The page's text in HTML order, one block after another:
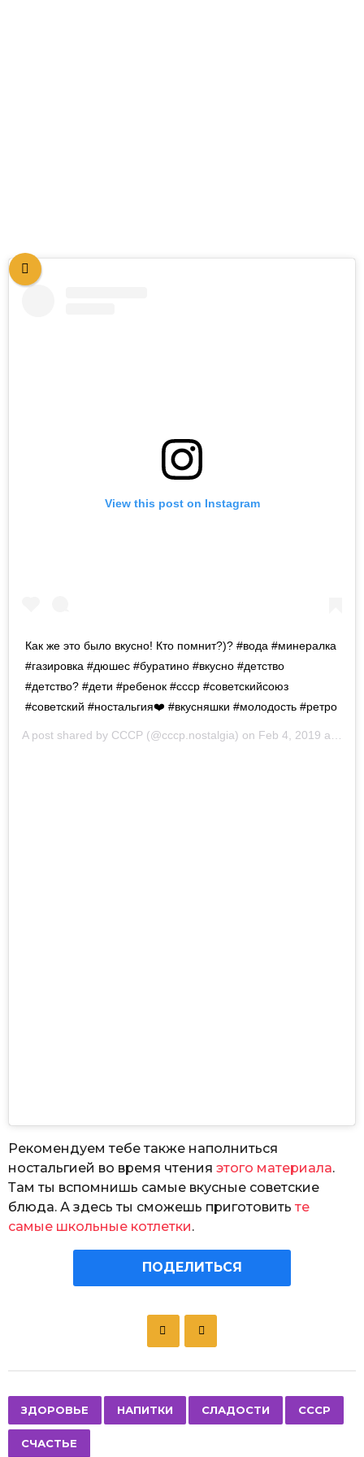
View this post on Instagram
Как же это было вкусно! Кто помнит?)? #вода #минералка
#газировка #дюшес #буратино #вкусно #детство
#детство? #дети #ребенок #ссср #советскийсоюз
#советский #ностальгия❤️ #вкусняшки #молодость #ретро
A post shared by СССР (@cccp.nostalgia) on Feb 4, 2019 at 11:43pm PST
Рекомендуем тебе также наполниться
ностальгией во время чтения этого материала.
Там ты вспомнишь самые вкусные советские
блюда. А здесь ты сможешь приготовить те
самые школьные котлетки.
ПОДЕЛИТЬСЯ
P
a
g
ЗДОРОВЬЕ НАПИТКИ СЛАДОСТИ СССР
СЧАСТЬЕ